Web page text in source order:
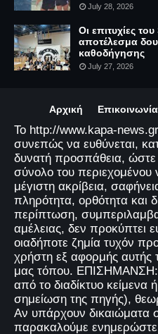
July 28, 2026
Οι επιτυχίες
αποτέλεσμα
καθοδήγησης
July 27, 2026
Αρχική Επικοινωνία
Το http://www.kapa-
συνεπώς να ευθύνεται,
δυνατή προσπάθεια, ώστε
σύνολο του περιεχομένου
μέγιστη ακρίβεια,
πληρότητα, ορθότητα και
περίπτωση,
αμέλειας, δεν προκύπτει
οιαδήποτε ζημία τυχόν
χρήστη εξ αφορμής αυτής
μας τόπου.
από το διαδίκτυο κείμενα
σημείωση της πηγής),
Αν υπάρχουν δικαιώματα
παρακαλούμε